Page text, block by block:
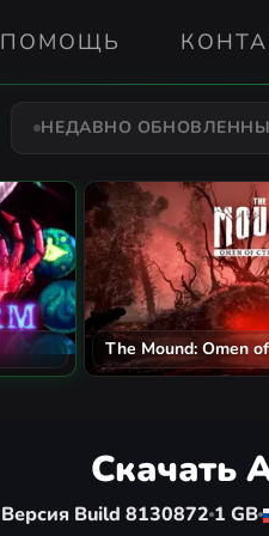
ПОМОЩЬ
НЕДАВНО
The Mound: Omen
Скачать
Версия Build 8130872 1 GB